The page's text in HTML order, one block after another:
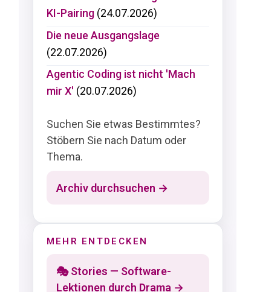
KI-Pairing(24.07.2026)
Die neue Ausgangslage
(22.07.2026)
Agentic Coding ist nicht 'Mach
mir X' (20.07.2026)
Suchen Sie etwas Bestimmtes?
Stöbern Sie nach Datum oder
Thema.
Archiv durchsuchen →
MEHR ENTDECKEN
🎭 Stories — Software-
Lektionen durch Drama →